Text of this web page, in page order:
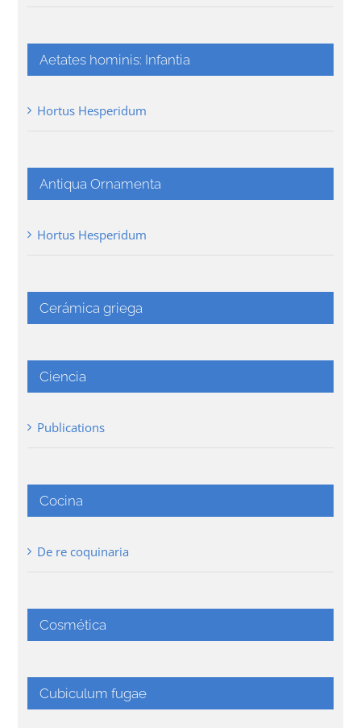
Aetates hominis: Infantia
Hortus Hesperidum
Antiqua Ornamenta
Hortus Hesperidum
Cerámica griega
Ciencia
Publications
Cocina
De re coquinaria
Cosmética
Cubiculum fugae